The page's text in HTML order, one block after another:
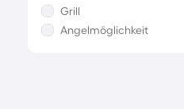
Grill
Angelmöglichkeit